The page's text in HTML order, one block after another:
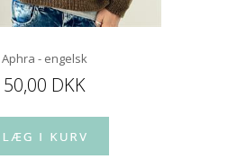
Aphra - engelsk
50,00 DKK